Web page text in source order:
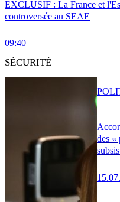
EXCLUSIF : La France et
controversée au SEAE
09:40
SÉCURITÉ
des «